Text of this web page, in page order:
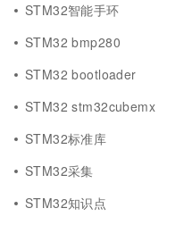
STM32智能手环
STM32 bmp280
STM32 bootloader
STM32 stm32cubemx
STM32标准库
STM32采集
STM32知识点